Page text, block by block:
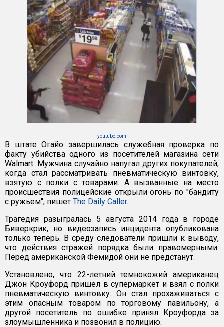
youtube.com
В штате Огайо завершилась служебная проверка по
факту убийства одного из посетителей магазина сети
Walmart. Мужчина случайно напугал других покупателей,
когда стал рассматривать пневматическую винтовку,
взятую с полки с товарами. А вызванные на место
происшествия полицейские открыли огонь по "бандиту
с ружьем", пишет The Daily Caller.
Трагедия разыгралась 5 августа 2014 года в городе
Биверкрик, но видеозапись инцидента опубликована
только теперь. В среду следователи пришли к выводу,
что действия стражей порядка были правомерными.
Перед американской Фемидой они не предстанут.
Установлено, что 22-летний темнокожий американец
Джон Кроуфорд пришел в супермаркет и взял с полки
пневматическую винтовку. Он стал прохаживаться с
этим опасным товаром по торговому павильону, а
другой посетитель по ошибке принял Кроуфорда за
злоумышленника и позвонил в полицию.